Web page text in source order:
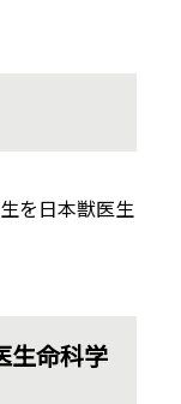
を日本獣医生
生命科学